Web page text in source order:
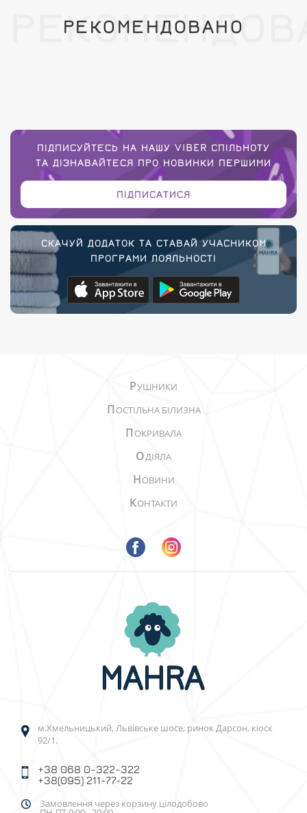
РЕКОМЕНДОВАНО
ПІДПИСУЙТЕСЬ НА НАШУ VIBER СПІЛЬНОТУ
ТА ДІЗНАВАЙТЕСЯ ПРО НОВИНКИ ПЕРШИМИ
ПІДПИСАТИСЯ
СКАЧУЙ ДОДАТОК ТА СТАВАЙ УЧАСНИКОМ
ПРОГРАМИ ЛОЯЛЬНОСТІ
РУШНИКИ
ПОСТІЛЬНА БІЛИЗНА
ПОКРИВАЛА
ОДІЯЛА
НОВИНИ
КОНТАКТИ
м.Хмельницький, Львівське шосе, ринок Дарсон, кіоск
92/1.
+38 068 0-322-322
+38(095) 211-77-22
Замовлення через корзину цілодобово